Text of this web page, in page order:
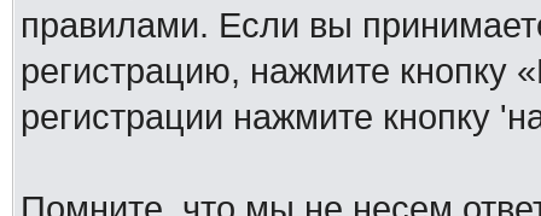
правилами. Если вы
регистрацию, нажмите кнопку
регистрации нажмите кнопку